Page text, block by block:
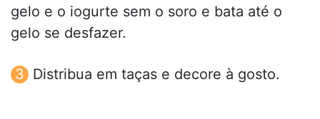
gelo e o iogurte sem o soro e bata até o
gelo se desfazer.
Distribua em taças e decore à gosto.